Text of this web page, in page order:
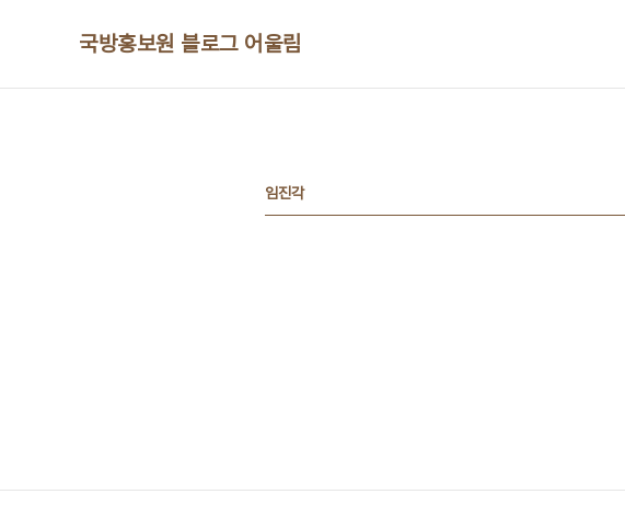
국방홍보원 블로그 어울림
임진각